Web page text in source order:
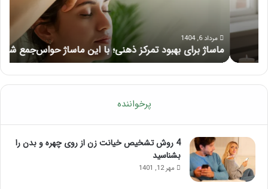
این
ماساژ
حواس‌جمع
شوید!
ماساژ برای بهبود تمرکز ذهنی؛ با این ماساژ حواس‌جمع شوید!
پرخواننده
4 روش تشخیص خیانت زن از روی چهره و بدن را
بشناسید
مهر 12, 1401